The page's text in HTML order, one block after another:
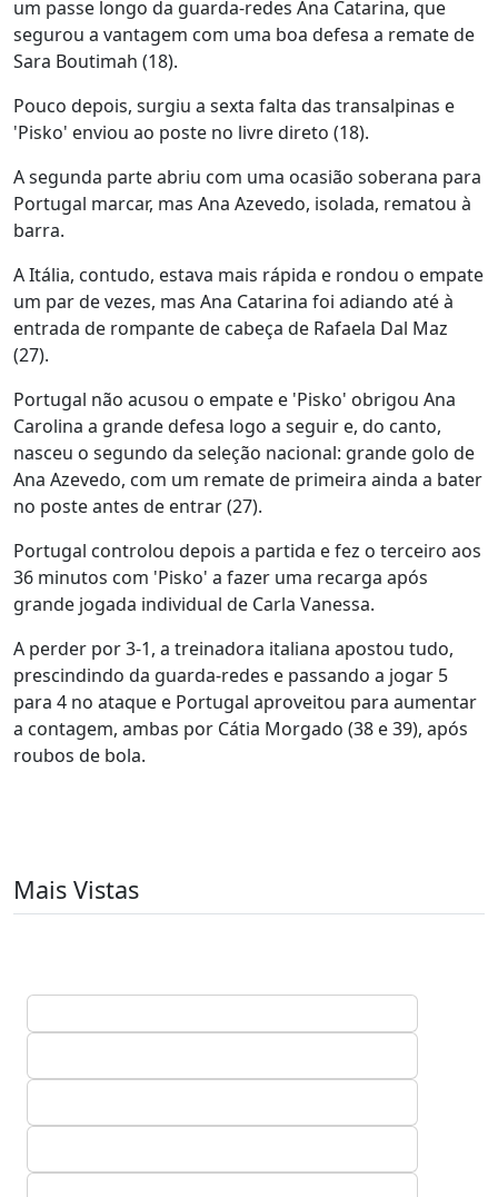
um passe longo da guarda-redes Ana Catarina, que
segurou a vantagem com uma boa defesa a remate de
Sara Boutimah (18).
Pouco depois, surgiu a sexta falta das transalpinas e
'Pisko' enviou ao poste no livre direto (18).
A segunda parte abriu com uma ocasião soberana para
Portugal marcar, mas Ana Azevedo, isolada, rematou à
barra.
A Itália, contudo, estava mais rápida e rondou o empate
um par de vezes, mas Ana Catarina foi adiando até à
entrada de rompante de cabeça de Rafaela Dal Maz
(27).
Portugal não acusou o empate e 'Pisko' obrigou Ana
Carolina a grande defesa logo a seguir e, do canto,
nasceu o segundo da seleção nacional: grande golo de
Ana Azevedo, com um remate de primeira ainda a bater
no poste antes de entrar (27).
Portugal controlou depois a partida e fez o terceiro aos
36 minutos com 'Pisko' a fazer uma recarga após
grande jogada individual de Carla Vanessa.
A perder por 3-1, a treinadora italiana apostou tudo,
prescindindo da guarda-redes e passando a jogar 5
para 4 no ataque e Portugal aproveitou para aumentar
a contagem, ambas por Cátia Morgado (38 e 39), após
roubos de bola.
Mais Vistas